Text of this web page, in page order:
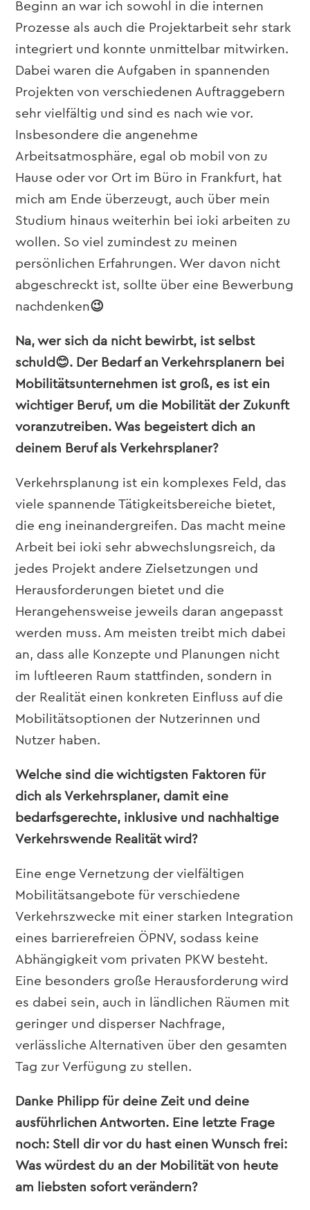
Beginn an war ich sowohl in die internen
Prozesse als auch die Projektarbeit sehr stark
integriert und konnte unmittelbar mitwirken.
Dabei waren die Aufgaben in spannenden
Projekten von verschiedenen Auftraggebern
sehr vielfältig und sind es nach wie vor.
Insbesondere die angenehme
Arbeitsatmosphäre, egal ob mobil von zu
Hause oder vor Ort im Büro in Frankfurt, hat
mich am Ende überzeugt, auch über mein
Studium hinaus weiterhin bei ioki arbeiten zu
wollen. So viel zumindest zu meinen
persönlichen Erfahrungen. Wer davon nicht
abgeschreckt ist, sollte über eine Bewerbung
nachdenken😉
Na, wer sich da nicht bewirbt, ist selbst
schuld😊. Der Bedarf an Verkehrsplanern bei
Mobilitätsunternehmen ist groß, es ist ein
wichtiger Beruf, um die Mobilität der Zukunft
voranzutreiben. Was begeistert dich an
deinem Beruf als Verkehrsplaner?
Verkehrsplanung ist ein komplexes Feld, das
viele spannende Tätigkeitsbereiche bietet,
die eng ineinandergreifen. Das macht meine
Arbeit bei ioki sehr abwechslungsreich, da
jedes Projekt andere Zielsetzungen und
Herausforderungen bietet und die
Herangehensweise jeweils daran angepasst
werden muss. Am meisten treibt mich dabei
an, dass alle Konzepte und Planungen nicht
im luftleeren Raum stattfinden, sondern in
der Realität einen konkreten Einfluss auf die
Mobilitätsoptionen der Nutzerinnen und
Nutzer haben.
Welche sind die wichtigsten Faktoren für
dich als Verkehrsplaner, damit eine
bedarfsgerechte, inklusive und nachhaltige
Verkehrswende Realität wird?
Eine enge Vernetzung der vielfältigen
Mobilitätsangebote für verschiedene
Verkehrszwecke mit einer starken Integration
eines barrierefreien ÖPNV, sodass keine
Abhängigkeit vom privaten PKW besteht.
Eine besonders große Herausforderung wird
es dabei sein, auch in ländlichen Räumen mit
geringer und disperser Nachfrage,
verlässliche Alternativen über den gesamten
Tag zur Verfügung zu stellen.
Danke Philipp für deine Zeit und deine
ausführlichen Antworten. Eine letzte Frage
noch: Stell dir vor du hast einen Wunsch frei:
Was würdest du an der Mobilität von heute
am liebsten sofort verändern?